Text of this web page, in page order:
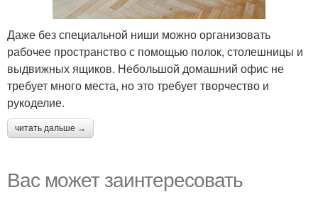
Даже без специальной ниши можно организовать
рабочее пространство с помощью полок, столешницы и
выдвижных ящиков. Небольшой домашний офис не
требует много места, но это требует творчество и
рукоделие.
читать дальше →
Вас может заинтересовать